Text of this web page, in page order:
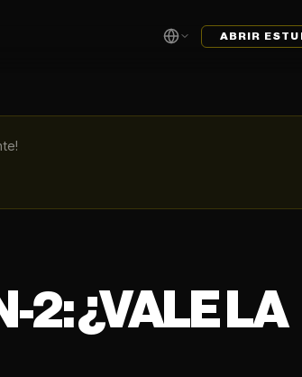
ABRIR
2: ¿VALE LA